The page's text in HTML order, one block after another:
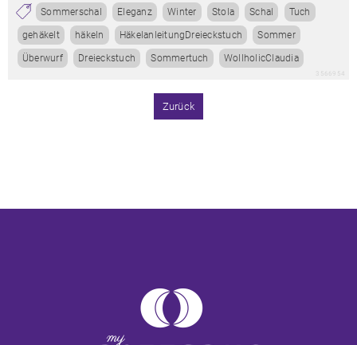
Sommerschal Eleganz Winter Stola Schal Tuch
gehäkelt häkeln HäkelanleitungDreieckstuch Sommer
Überwurf Dreieckstuch Sommertuch WollholicClaudia
Zurück